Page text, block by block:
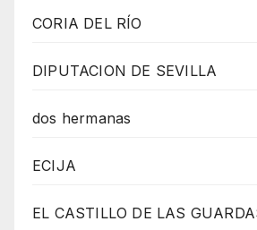
CORIA DEL RÍO
DIPUTACION DE SEVILLA
dos hermanas
ECIJA
EL CASTILLO DE LAS